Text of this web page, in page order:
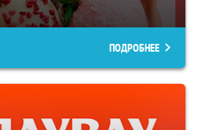
ПОДРОБНЕЕ